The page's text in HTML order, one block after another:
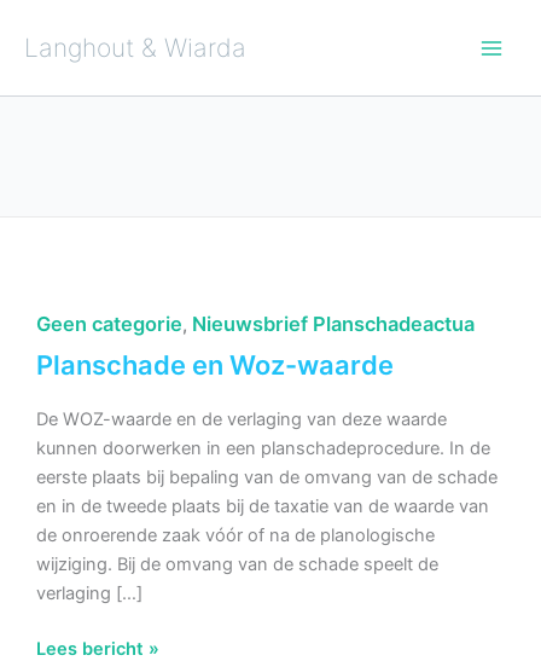
inhoudLanghout & Wiarda
Geen categorie, Nieuwsbrief Planschadeactua
Planschade en Woz-waarde
De WOZ-waarde en de verlaging van deze waarde
kunnen doorwerken in een planschadeprocedure. In de
eerste plaats bij bepaling van de omvang van de schade
en in de tweede plaats bij de taxatie van de waarde van
de onroerende zaak vóór of na de planologische
wijziging. Bij de omvang van de schade speelt de
verlaging […]
Planschade
Lees bericht »